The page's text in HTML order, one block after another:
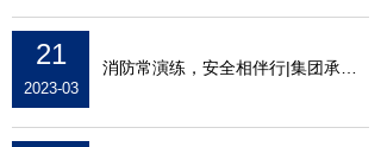
21
2023-03
消防常演练，安全相伴行|集团承建项